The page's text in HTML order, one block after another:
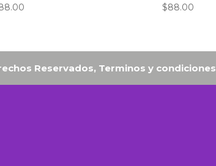
$88.00
Reservados, Terminos y condiciones